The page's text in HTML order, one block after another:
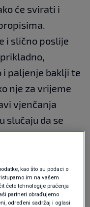
će svirati i
i slično poslije
i paljenje baklji te
nje za vrijeme
vjenčanja
slučaju da se
Novac
naveo je
župe također
kao što su podaci o
im na vašem
ćete tehnologije praćenja
partneri obrađujemo
određeni sadržaj i oglasi